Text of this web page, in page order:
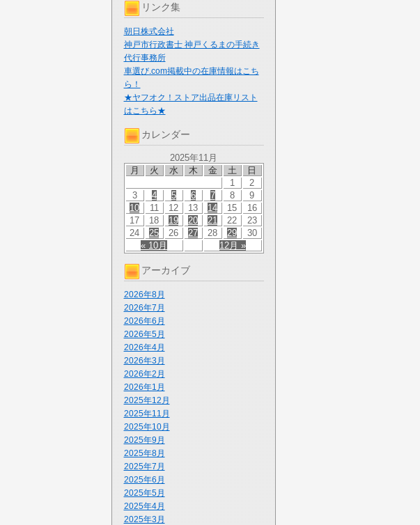
リンク集
朝日株式会社
神戸市行政書士 神戸くるまの手続き
代行事務所
車選び.com掲載中の在庫情報はこち
ら！
★ヤフオク！ストア出品在庫リスト
はこちら★
カレンダー
2025年11月
月
火 水 木 金 土 日
« 10月 12月 »
1
2
3
4 5 6 7 8
9
10
11 12 13 14 15
16
17
18 19 20 21 22
23
24
25 26 27 28 29 30
アーカイブ
2026年8月
2026年7月
2026年6月
2026年5月
2026年4月
2026年3月
2026年2月
2026年1月
2025年12月
2025年11月
2025年10月
2025年9月
2025年8月
2025年7月
2025年6月
2025年5月
2025年4月
2025年3月